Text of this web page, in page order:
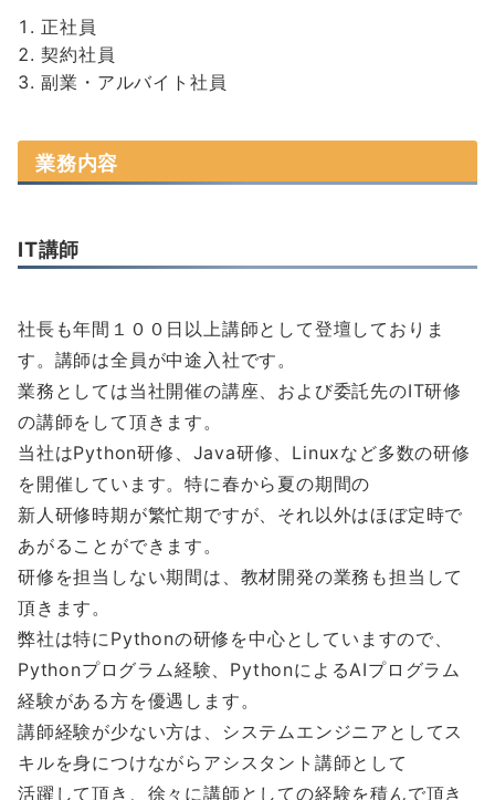
正社員
契約社員
副業・アルバイト社員
業務内容
IT講師
社長も年間１００日以上講師として登壇しておりま
す。講師は全員が中途入社です。
業務としては当社開催の講座、および委託先のIT研修
の講師をして頂きます。
当社はPython研修、Java研修、Linuxなど多数の研修
を開催しています。特に春から夏の期間の
新人研修時期が繁忙期ですが、それ以外はほぼ定時で
あがることができます。
研修を担当しない期間は、教材開発の業務も担当して
頂きます。
弊社は特にPythonの研修を中心としていますので、
Pythonプログラム経験、PythonによるAIプログラム
経験がある方を優遇します。
講師経験が少ない方は、システムエンジニアとしてス
キルを身につけながらアシスタント講師として
活躍して頂き、徐々に講師としての経験を積んで頂き